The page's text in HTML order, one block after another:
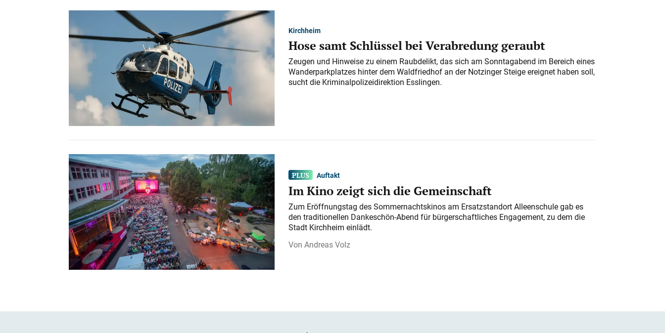
Kirchheim
Hose samt Schlüssel bei Verabredung geraubt
Zeugen und Hinweise zu einem Raubdelikt, das sich am Sonntagabend im Bereich eines
Wanderparkplatzes hinter dem Waldfriedhof an der Notzinger Steige ereignet haben soll,
sucht die Kriminalpolizeidirektion Esslingen.
Auftakt
Im Kino zeigt sich die Gemeinschaft
Zum Eröffnungstag des Sommernachtskinos am Ersatzstandort Alleenschule gab es
den traditionellen Dankeschön-Abend für bürgerschaftliches Engagement, zu dem die
Stadt Kirchheim einlädt.
Andreas Volz